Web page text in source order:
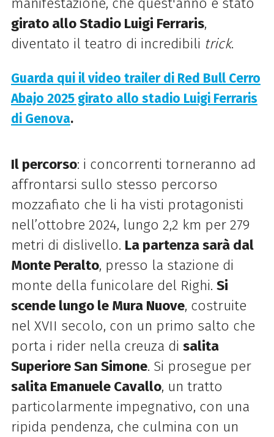
manifestazione, che quest'anno è stato
girato allo Stadio Luigi Ferraris,
diventato il teatro di incredibili trick.
Guarda qui il video trailer di Red Bull Cerro
Abajo 2025 girato allo stadio Luigi Ferraris
di Genova.
Il percorso: i concorrenti torneranno ad
affrontarsi sullo stesso percorso
mozzafiato che li ha visti protagonisti
nell’ottobre 2024, lungo 2,2 km per 279
metri di dislivello. La partenza sarà dal
Monte Peralto, presso la stazione di
monte della funicolare del Righi. Si
scende lungo le Mura Nuove, costruite
nel XVII secolo, con un primo salto che
porta i rider nella creuza di salita
Superiore San Simone. Si prosegue per
salita Emanuele Cavallo, un tratto
particolarmente impegnativo, con una
ripida pendenza, che culmina con un